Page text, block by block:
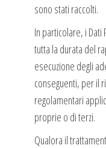
sono stati raccolti.
In particolare, i
tutta la durata del
esecuzione degli
conseguenti, per il
regolamentari
proprie o di terzi.
Qualora il